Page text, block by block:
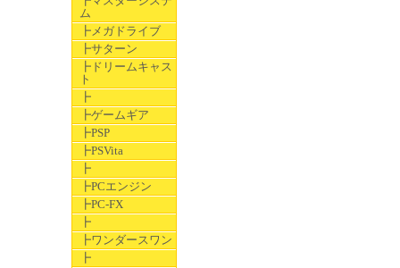
ム
┣メガドライブ
┣サターン
┣ドリームキャス
ト
┣
┣ゲームギア
┣PSP
┣PSVita
┣
┣PCエンジン
┣PC-FX
┣
┣ワンダースワン
┣